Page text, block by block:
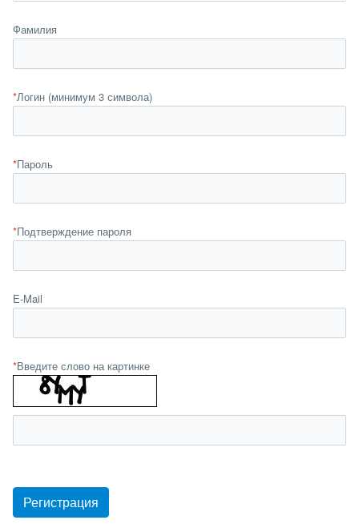
Фамилия
*Логин (минимум 3 символа)
*Пароль
*Подтверждение пароля
E-Mail
*Введите слово на картинке